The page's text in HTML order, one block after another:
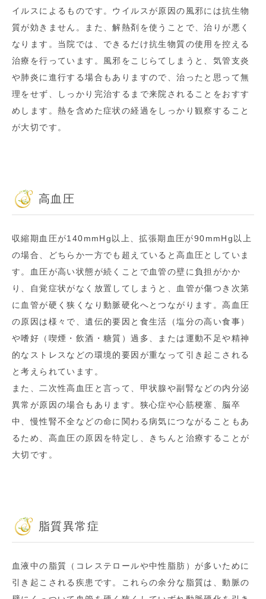
イルスによるものです。ウイルスが原因の風邪には抗生物
質が効きません。また、解熱剤を使うことで、治りが悪く
なります。当院では、できるだけ抗生物質の使用を控える
治療を行っています。風邪をこじらてしまうと、気管支炎
や肺炎に進行する場合もありますので、治ったと思って無
理をせず、しっかり完治するまで来院されることをおすす
めします。熱を含めた症状の経過をしっかり観察すること
が大切です。
高血圧
収縮期血圧が140mmHg以上、拡張期血圧が90mmHg以上
の場合、どちらか一方でも超えていると高血圧としていま
す。血圧が高い状態が続くことで血管の壁に負担がかか
り、自覚症状がなく放置してしまうと、血管が傷つき次第
に血管が硬く狭くなり動脈硬化へとつながります。高血圧
の原因は様々で、遺伝的要因と食生活（塩分の高い食事）
や嗜好（喫煙・飲酒・糖質）過多、または運動不足や精神
的なストレスなどの環境的要因が重なって引き起こされる
と考えられています。
また、二次性高血圧と言って、甲状腺や副腎などの内分泌
異常が原因の場合もあります。狭心症や心筋梗塞、脳卒
中、慢性腎不全などの命に関わる病気につながることもあ
るため、高血圧の原因を特定し、きちんと治療することが
大切です。
脂質異常症
血液中の脂質（コレステロールや中性脂肪）が多いために
引き起こされる疾患です。これらの余分な脂質は、動脈の